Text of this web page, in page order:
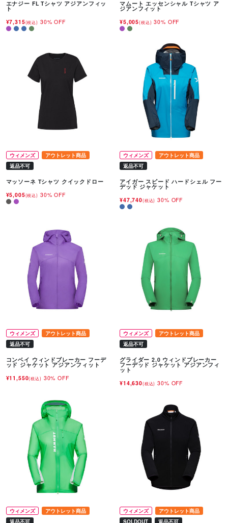
エナジー FL Tシャツ アジアンフィッ
ト
¥7,315(税込) 30% OFF
マムート エッセンシャル Tシャツ ア
ジアンフィット
¥5,005(税込) 30% OFF
ウィメンズ
アウトレット商品
返品不可
マッソーネ Tシャツ クイックドロー
¥5,005(税込) 30% OFF
ウィメンズ
アウトレット商品
返品不可
アイガー スピード ハードシェル フー
デッド ジャケット
¥47,740(税込) 30% OFF
ウィメンズ
アウトレット商品
返品不可
コンベイ ウィンドブレーカー フーデ
ッド ジャケット アジアンフィット
¥11,550(税込) 30% OFF
ウィメンズ
アウトレット商品
返品不可
グライダー 2.0 ウィンドブレーカー
フーデッド ジャケット アジアンフィ
ット
¥14,630(税込) 30% OFF
ウィメンズ
アウトレット商品
ウィメンズ
アウトレット商品